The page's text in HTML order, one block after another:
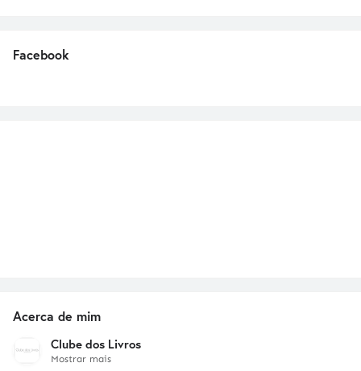
Facebook
Acerca de mim
Clube dos Livros
Mostrar mais